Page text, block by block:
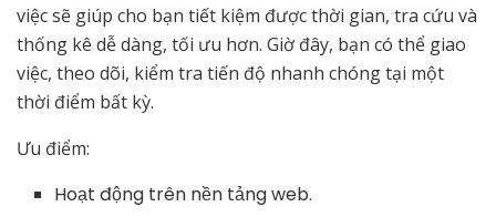
việc sẽ giúp cho bạn tiết kiệm được thời gian, tra cứu và
thống kê dễ dàng, tối ưu hơn. Giờ đây, bạn có thể giao
việc, theo dõi, kiểm tra tiến độ nhanh chóng tại một
thời điểm bất kỳ.
Ưu điểm:
Hoạt động trên nền tảng web.